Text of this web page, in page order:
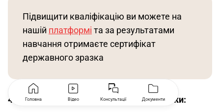
Підвищити кваліфікацію ви можете на
нашій платформі та за результатами
навчання отримаєте сертифікат
державного зразка
4. Підготувати підприємство до перевірки:
Головна Відео Консультації Документи